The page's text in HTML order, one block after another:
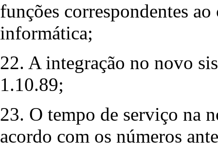
funções correspondentes
informática;
22. A integração no novo
1.10.89;
23. O tempo de serviço na
acordo com os números